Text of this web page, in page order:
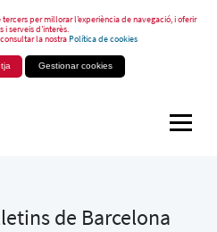
per millorar l’experiència de navegació, i oferir
i serveis d’interès.
la nostraPolítica de cookies
Gestionar cookies
de Barcelona